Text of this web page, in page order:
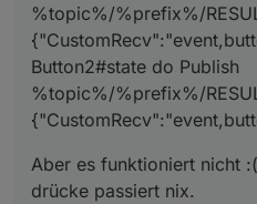
%topic%/%prefix%/
Button2#state do Publish
%topic%/%prefix%/
Aber es funktioniert nicht
drücke passiert nix.